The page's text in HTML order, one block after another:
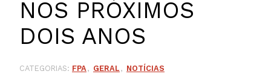
NOS PRÓXIMOS
DOIS ANOS
CATEGORIAS: FPA GERAL NOTÍCIAS